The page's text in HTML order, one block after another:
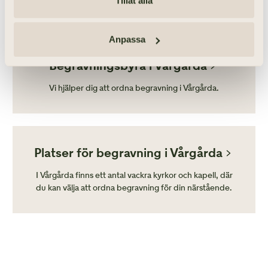
Anpassa
Begravningsbyrå i Vårgårda
Vi hjälper dig att ordna begravning i Vårgårda.
Platser för begravning i Vårgårda
I Vårgårda finns ett antal vackra kyrkor och kapell, där
du kan välja att ordna begravning för din närstående.